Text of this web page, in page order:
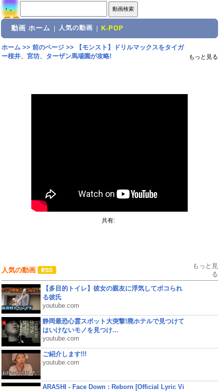
動画 ホーム 人気の動画 K-POP
ホーム>> 前のページ>>
【モンスト】ドリルマックスをタイガ
ー桜井、宮坊、ターザン馬場園が攻略!
もっと見る
共有:
人気の動画
もっと見
る
【多目的トイレ】彼女の親友に浮気してボコられ
る彼氏
youtube.com
静岡最恐心霊スポット大突撃!廃ホテルで見つけて
はいけないモノを見つけ...
youtube.com
ご紹介します!!!
youtube.com
ARASHI - Face Down : Reborn [Official Lyric Vi